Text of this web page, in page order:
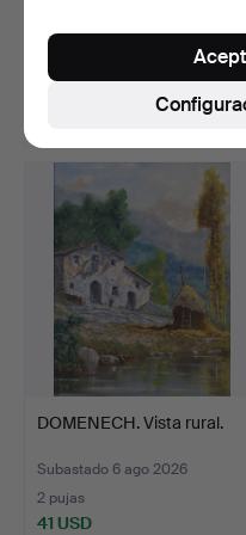
gargantilla.
DOMENECH. Vista rural.
Subastado 6 ago 2026
2 pujas
41 USD